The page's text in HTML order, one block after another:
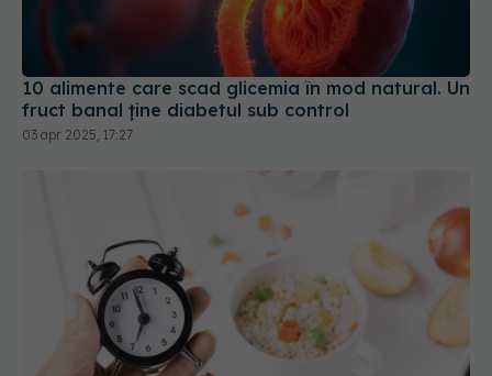
10 alimente care scad glicemia în mod natural. Un
fruct banal ține diabetul sub control
03 apr 2025, 17:27